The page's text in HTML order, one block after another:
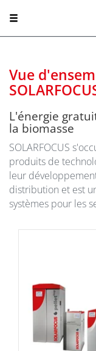
Vue
L'énergie
la biomasse
SOLARFOCUS
produits de
leur
distribution et est
systèmes pour les